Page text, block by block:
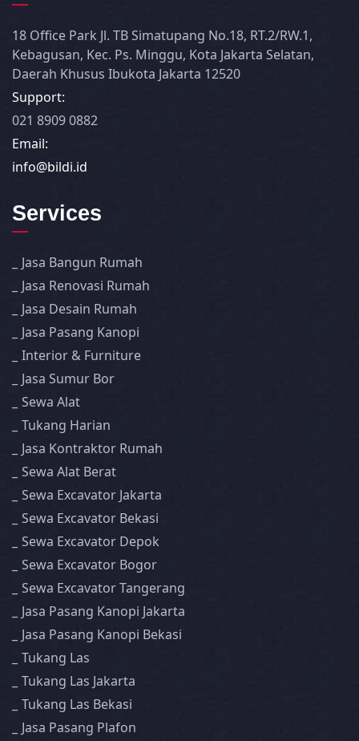
18 Office Park Jl. TB Simatupang No.18, RT.2/RW.1,
Kebagusan, Kec. Ps. Minggu, Kota Jakarta Selatan,
Daerah Khusus Ibukota Jakarta 12520
Support:
021 8909 0882
Email:
info@bildi.id
Services
Jasa Bangun Rumah
Jasa Renovasi Rumah
Jasa Desain Rumah
Jasa Pasang Kanopi
Interior & Furniture
Jasa Sumur Bor
Sewa Alat
Tukang Harian
Jasa Kontraktor Rumah
Sewa Alat Berat
Sewa Excavator Jakarta
Sewa Excavator Bekasi
Sewa Excavator Depok
Sewa Excavator Bogor
Sewa Excavator Tangerang
Jasa Pasang Kanopi Jakarta
Jasa Pasang Kanopi Bekasi
Tukang Las
Tukang Las Jakarta
Tukang Las Bekasi
Jasa Pasang Plafon